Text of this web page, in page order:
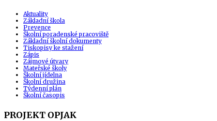
Aktuality
Základní škola
Prevence
Školní poradenské pracoviště
Základní školní dokumenty
Tiskopisy ke stažení
Zápis
Zájmové útvary
Mateřské školy
Školní jídelna
Školní družina
Týdenní plán
Školní časopis
PROJEKT OPJAK